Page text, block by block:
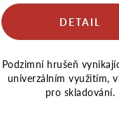
Podzimní hrušeň
univerzálním využitím,
pro skladování.